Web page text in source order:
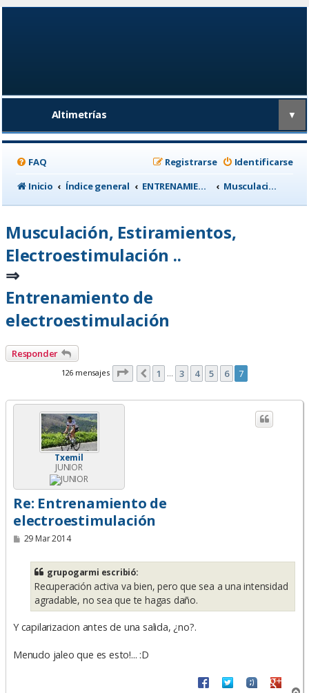
Altimetrías ▼
FAQ Identificarse
Registrarse
Inicio
Índice general ENTRENAMIENTO, medicina deportiva y nutrición Musculación, Estiramientos, Electroestimulación ..
Musculación, Estiramientos,
Electroestimulación ..
⇒
Entrenamiento de
electroestimulación
Responder
126 mensajes Página de7
Anterior
1 … 3 4 5 6 7
Txemil
JUNIOR
Re: Entrenamiento de
electroestimulación
M
29 Mar 2014
grupogarmi escribió:
Recuperación activa va bien, pero que sea a una intensidad
agradable, no sea que te hagas daño.
Y capilarizacion antes de una salida, ¿no?.
Menudo jaleo que es esto!... :D